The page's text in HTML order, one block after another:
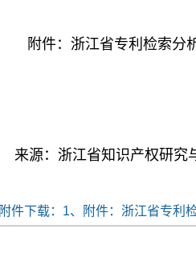
附件：浙江省专利检索分
来源： 浙江省知识产权研究
附件下载： 1、附件：浙江省专利